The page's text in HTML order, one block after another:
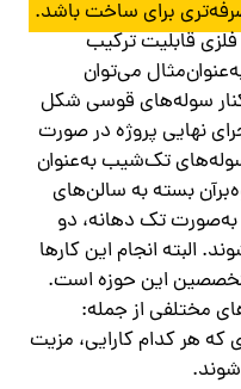
برای ساخت باشد.
قابلیت ترکیب
می‌توان
سوله‌های قوسی شکل
نهایی پروژه در صورت
تک‌شیب به‌عنوان
بسته به سالن‌های
به‌صورت تک دهانه، دو
البته انجام این کارها
این حوزه است.
مختلفی از جمله:
که هر کدام کارایی، مزیت